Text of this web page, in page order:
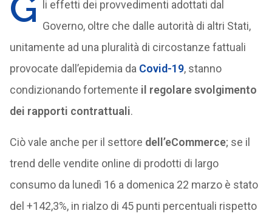
li effetti dei provvedimenti adottati dal
Governo, oltre che dalle autorità di altri Stati,
unitamente ad una pluralità di circostanze fattuali
provocate dall’epidemia da Covid-19, stanno
condizionando fortemente il regolare svolgimento
dei rapporti contrattuali.
Ciò vale anche per il settore dell’eCommerce; se il
trend delle vendite online di prodotti di largo
consumo da lunedì 16 a domenica 22 marzo è stato
del +142,3%, in rialzo di 45 punti percentuali rispetto